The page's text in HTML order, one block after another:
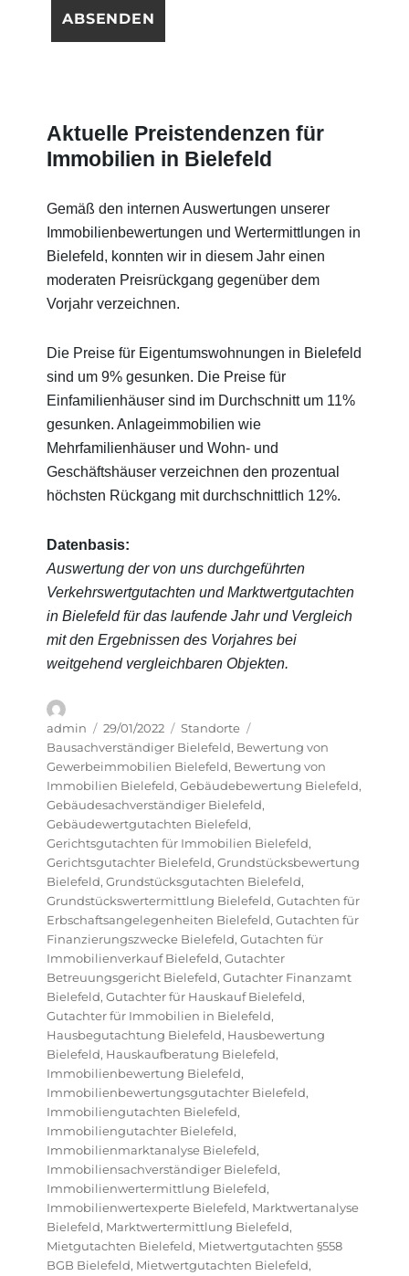
Aktuelle Preistendenzen für
Immobilien in Bielefeld
Gemäß den internen Auswertungen unserer
Immobilienbewertungen und Wertermittlungen in
Bielefeld, konnten wir in diesem Jahr einen
moderaten Preisrückgang gegenüber dem
Vorjahr verzeichnen.
Die Preise für Eigentumswohnungen in Bielefeld
sind um 9% gesunken. Die Preise für
Einfamilienhäuser sind im Durchschnitt um 11%
gesunken. Anlageimmobilien wie
Mehrfamilienhäuser und Wohn- und
Geschäftshäuser verzeichnen den prozentual
höchsten Rückgang mit durchschnittlich 12%.
Datenbasis:
Auswertung der von uns durchgeführten
Verkehrswertgutachten und Marktwertgutachten
in Bielefeld für das laufende Jahr und Vergleich
mit den Ergebnissen des Vorjahres bei
weitgehend vergleichbaren Objekten.
Autor
admin
Veröffentlicht
am
29/01/2022 Kategorien
Standorte
Bausachverständiger Bielefeld, Bewertung von
Gewerbeimmobilien Bielefeld, Bewertung von
Immobilien Bielefeld,Gebäudebewertung Bielefeld,
Gebäudesachverständiger Bielefeld,
Gebäudewertgutachten Bielefeld,
Gerichtsgutachten für Immobilien Bielefeld,
Gerichtsgutachter Bielefeld,Grundstücksbewertung
Bielefeld,Grundstücksgutachten Bielefeld,
Grundstückswertermittlung Bielefeld,Gutachten für
Erbschaftsangelegenheiten Bielefeld,Gutachten für
Finanzierungszwecke Bielefeld,Gutachten für
Immobilienverkauf Bielefeld,Gutachter
Betreuungsgericht Bielefeld,Gutachter Finanzamt
Bielefeld,Gutachter für Hauskauf Bielefeld,
Gutachter für Immobilien in Bielefeld,
Hausbegutachtung Bielefeld, Hausbewertung
Bielefeld, Hauskaufberatung Bielefeld,
Immobilienbewertung Bielefeld,
Immobilienbewertungsgutachter Bielefeld,
Immobiliengutachten Bielefeld,
Immobiliengutachter Bielefeld,
Immobilienmarktanalyse Bielefeld,
Immobiliensachverständiger Bielefeld,
Immobilienwertermittlung Bielefeld,
Immobilienwertexperte Bielefeld, Marktwertanalyse
Bielefeld, Marktwertermittlung Bielefeld,
Mietgutachten Bielefeld, Mietwertgutachten §558
BGB Bielefeld, Mietwertgutachten Bielefeld,